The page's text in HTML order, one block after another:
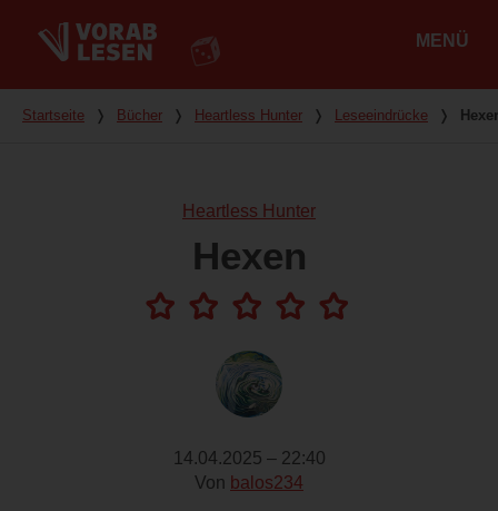
MENÜ
Du bist hier
Startseite ❭ Bücher ❭ Heartless Hunter ❭ Leseeindrücke ❭
Heartless Hunter
Hexen
14.04.2025 – 22:40
Von balos234